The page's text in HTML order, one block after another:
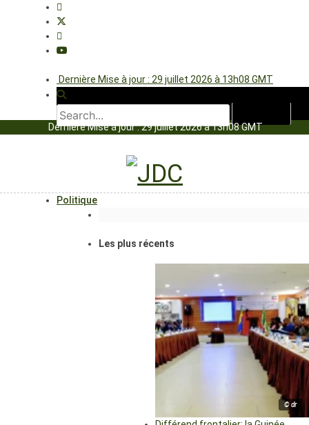
Dernière Mise à jour : 29 juillet 2026 à 13h08 GMT
Dernière Mise à jour : 29 juillet 2026 à 13h08 GMT
Politique
Les plus récents
© dr